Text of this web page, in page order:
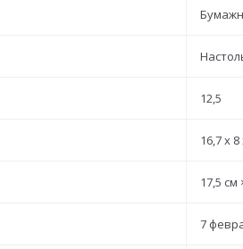
12,5
16,7 x 8
17,5 см
7